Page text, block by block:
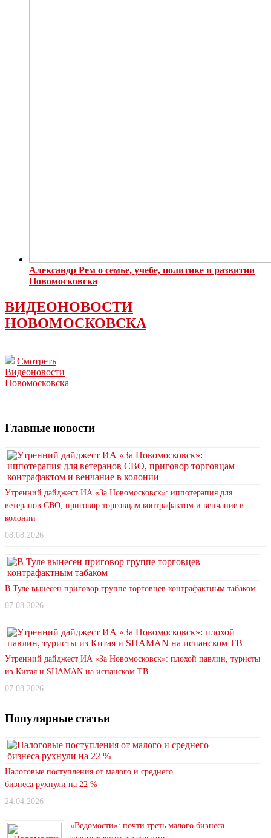
Александр Рем о семье, учебе, политике и развитии
Новомосковска
ВИДЕОНОВОСТИ
НОВОМОСКОВСКА
Смотреть
Видеоновости
Новомосковска
Главные новости
Утренний дайджест ИА «За Новомосковск»: иппотерапия для
ветеранов СВО, приговор торговцам контрафактом и венчание в
колонии
08.08.2026
В Туле вынесен приговор группе торговцев контрафактным табаком
07.08.2026
Утренний дайджест ИА «За Новомосковск»: плохой павлин, туристы
из Китая и SHAMAN на испанском ТВ
07.08.2026
Популярные статьи
Налоговые поступления от малого и среднего
бизнеса рухнули на 22 %
24.04.2026
«Ведомости»: почти треть малого бизнеса